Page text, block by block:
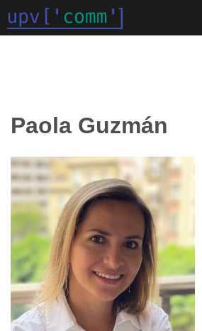
al
contenido
Paola Guzmán